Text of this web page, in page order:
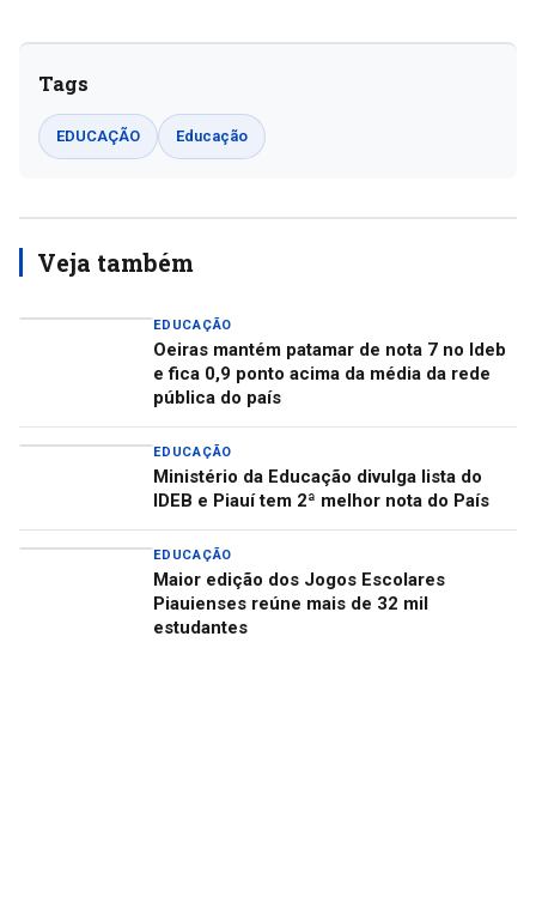
Tags
EDUCAÇÃO Educação
Veja também
EDUCAÇÃO
Oeiras mantém patamar de nota 7 no Ideb
e fica 0,9 ponto acima da média da rede
pública do país
EDUCAÇÃO
Ministério da Educação divulga lista do
IDEB e Piauí tem 2ª melhor nota do País
EDUCAÇÃO
Maior edição dos Jogos Escolares
Piauienses reúne mais de 32 mil
estudantes